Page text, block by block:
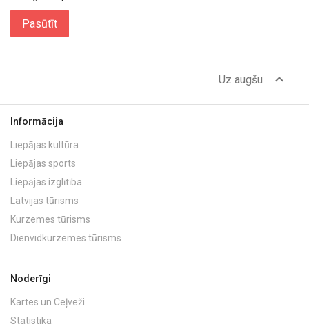
Pasūtīt
Uz augšu expand_less
Informācija
Liepājas kultūra
Liepājas sports
Liepājas izglītība
Latvijas tūrisms
Kurzemes tūrisms
Dienvidkurzemes tūrisms
Noderīgi
Kartes un Ceļveži
Statistika